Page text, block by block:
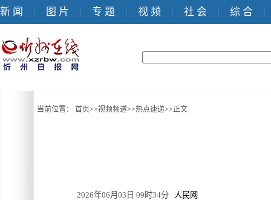
新 闻 | 图 片 | 专 题 | 视 频 | 社 会 | 综 合 |
当前位置： 首页>>视频频道>>热点速递>>正文
2026年06月03日 09时34分 人民网